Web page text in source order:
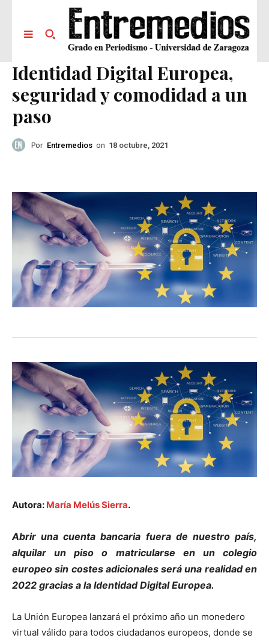
Identidad Digital Europea,
seguridad y comodidad a un
paso
Por Entremedios on 18 octubre, 2021
Autora: María Melús Sierra.
Abrir una cuenta bancaria fuera de nuestro país,
alquilar un piso o matricularse en un colegio
europeo sin costes adicionales será una realidad en
2022 gracias a la IdentidadDigital Europea.
La Unión Europea lanzará el próximo año un monedero
virtual válido para todos ciudadanos europeos, donde se